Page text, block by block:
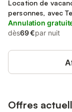
Location de
personnes, avec
Annulation
dès69 €par nuit
Offres